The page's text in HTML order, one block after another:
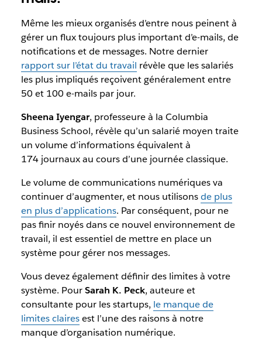
Même les mieux organisés d’entre nous peinent à
gérer un flux toujours plus important d’e-mails, de
notifications et de messages. Notre dernier
rapport sur l’état du travail révèle que les salariés
les plus impliqués reçoivent généralement entre
50 et 100 e-mails par jour.
Sheena Iyengar, professeure à la Columbia
Business School, révèle qu’un salarié moyen traite
un volume d’informations équivalent à
174 journaux au cours d’une journée classique.
Le volume de communications numériques va
continuer d’augmenter, et nous utilisonsde plus
en plus d’applications. Par conséquent, pour ne
pas finir noyés dans ce nouvel environnement de
travail, il est essentiel de mettre en place un
système pour gérer nos messages.
Vous devez également définir des limites à votre
système. PourSarah K. Peck, auteure et
consultante pour les startups, le manque de
limites clairesest l’une des raisons à notre
manque d’organisation numérique.